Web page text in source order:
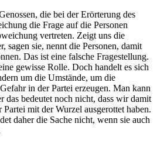
die bei der Erörterung des
die Frage auf die Personen
vertreten. Zeigt uns die
sagen sie, nennt die Personen, damit
Das ist eine falsche Fragestellung.
gewisse Rolle. Doch handelt es sich
um die Umstände, um die
in der Partei erzeugen. Man kann
das bedeutet noch nicht, dass wir damit
mit der Wurzel ausgerottet haben.
daher die Sache nicht, wenn sie auch